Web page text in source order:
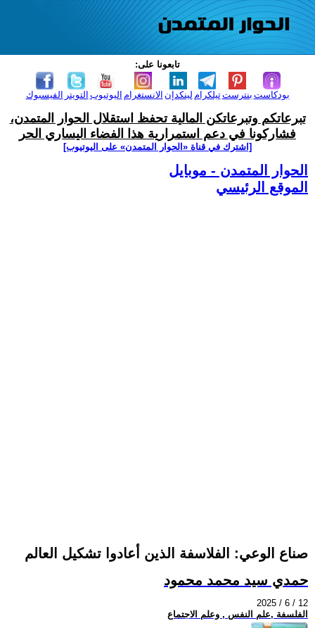
تابعونا على:
الفيسبوك التويتر اليوتيوب الانستغرام لينكدإن تيلكرامبنترست بودكاست
تبرعاتكم وتبرعاتكن المالية تحفظ استقلال الحوار المتمدن،
فشاركونا في دعم استمرارية هذا الفضاء اليساري الحر
[اشترك في قناة ‫«الحوار المتمدن» على اليوتيوب]
الحوار المتمدن - موبايل
الموقع الرئيسي
صناع الوعي: الفلاسفة الذين أعادوا تشكيل العالم
حمدي سيد محمد محمود
2025 / 6 / 12
الفلسفة ,علم النفس , وعلم الاجتماع